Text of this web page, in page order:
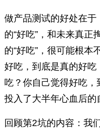
做产品测试的好处在
的“好吃”，和未来真正
的“好吃”，很可能根本
好吃，到底是真的好
吃？你自己觉得好吃
投入了大半年心血后的
回顾第2坑的内容：我